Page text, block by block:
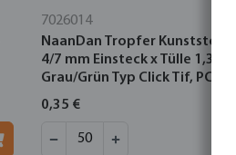
7026014
NaanDan Tropfer Kunststoff
4/7 mm Einsteck x Tülle 1,3ltr/h
Grau/Grün Typ Click Tif, PC
0,35 €